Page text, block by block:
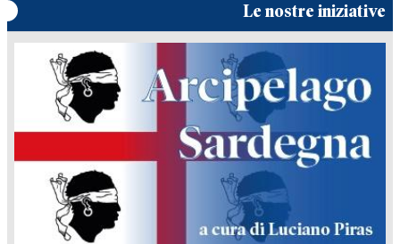
Le nostre iniziative